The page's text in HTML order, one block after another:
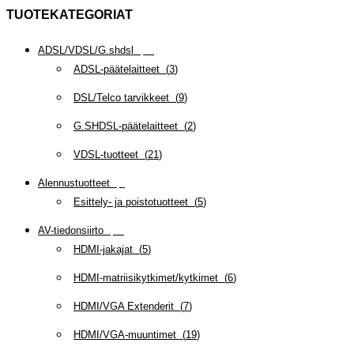
TUOTEKATEGORIAT
ADSL/VDSL/G.shdsl
ADSL-päätelaitteet (3)
DSL/Telco tarvikkeet (9)
G.SHDSL-päätelaitteet (2)
VDSL-tuotteet (21)
Alennustuotteet
Esittely- ja poistotuotteet (5)
AV-tiedonsiirto
HDMI-jakajat (5)
HDMI-matriisikytkimet/kytkimet (6)
HDMI/VGA Extenderit (7)
HDMI/VGA-muuntimet (19)